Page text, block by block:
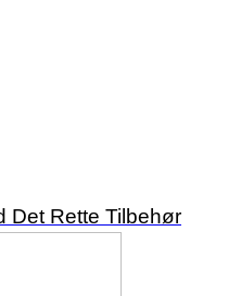
Det Rette Tilbehør